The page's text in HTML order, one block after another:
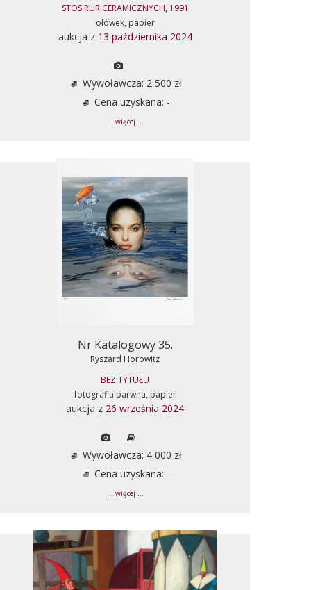
STOS RUR CERAMICZNYCH, 1991
ołówek, papier
aukcja z 13 października 2024
Wywoławcza: 2 500 zł
Cena uzyskana: -
... więcej ...
Nr Katalogowy 35.
Ryszard Horowitz
BEZ TYTUŁU
fotografia barwna, papier
aukcja z 26 września 2024
Wywoławcza: 4 000 zł
Cena uzyskana: -
... więcej ...